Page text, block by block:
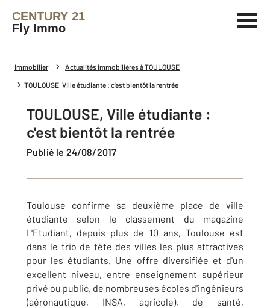
CENTURY 21
Fly Immo
Immobilier Actualités immobilières à TOULOUSE
TOULOUSE, Ville étudiante : c'est bientôt la rentrée
TOULOUSE, Ville étudiante :
c'est bientôt la rentrée
Publié le 24/08/2017
Toulouse confirme sa deuxième place de ville
étudiante selon le classement du magazine
L'Etudiant, depuis plus de 10 ans, Toulouse est
dans le trio de tête des villes les plus attractives
pour les étudiants. Une offre diversifiée et d'un
excellent niveau, entre enseignement supérieur
privé ou public, de nombreuses écoles d'ingénieurs
(aéronautique, INSA, agricole), de santé,